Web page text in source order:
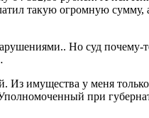
такую огромную
Но суд
имущества у меня
при